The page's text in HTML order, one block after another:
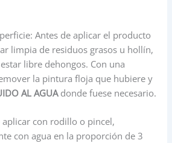
Antes de aplicar el producto
limpia de residuos grasos u hollín,
libre dehongos. Con una
la pintura floja que hubiere y
AL AGUAdonde fuese necesario.
aplicar con rodillo o pincel,
con agua en la proporción de 3